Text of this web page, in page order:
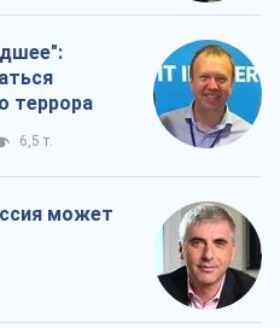
террора
6,5 т.
может